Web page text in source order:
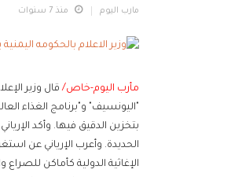
مارب اليوم منذ 7 سنوات
مأرب اليوم-خاص/قال وزير
"اليونسيف" و"برنامج الغذاء
بتخزين الدقيق فيها. وأكد
الحديدة. وأعرب الإرياني عن
الإغاثية الدولية كأماكن